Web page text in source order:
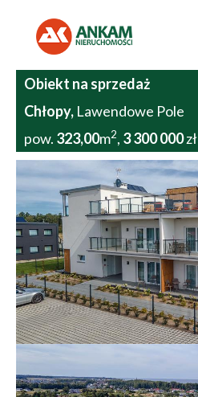
Obiekt na sprzedaż
Chłopy, Lawendowe Pole
pow. 323,00m2, 3 300 000zł